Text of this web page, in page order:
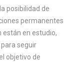
posibilidad de
permanentes
están en estudio,
seguir
objetivo de